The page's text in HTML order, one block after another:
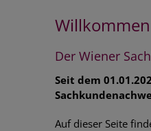
Willkommen
Der Wiener
Seit dem
Auf dieser Seite